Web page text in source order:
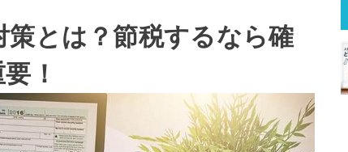
とは？節税するなら確
！